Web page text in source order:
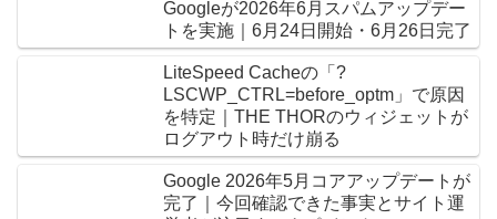
Googleが2026年6月スパムアップデー
トを実施｜6月24日開始・6月26日完了
LiteSpeed Cacheの「?
LSCWP_CTRL=before_optm」で原因
を特定｜THE THORのウィジェットが
ログアウト時だけ崩る
Google 2026年5月コアアップデートが
完了｜今回確認できた事実とサイト運